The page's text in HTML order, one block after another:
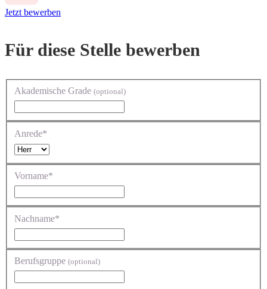
Jetzt bewerben
Für diese Stelle bewerben
Akademische Grade (optional)
Anrede*
Vorname*
Nachname*
Berufsgruppe (optional)